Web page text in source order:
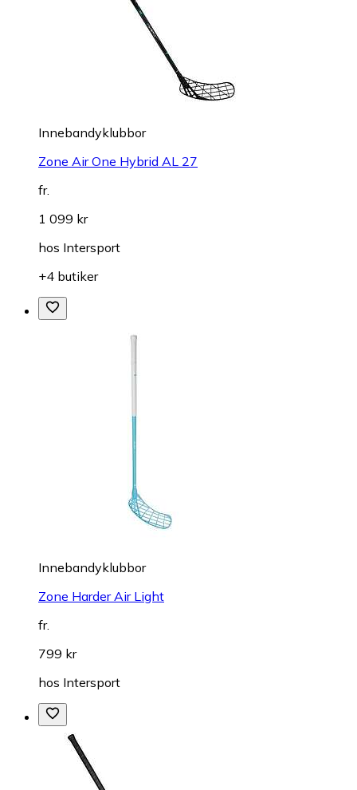
Innebandyklubbor
Zone Air One Hybrid AL 27
fr.
1 099 kr
hos Intersport
+4 butiker
Innebandyklubbor
Zone Harder Air Light
fr.
799 kr
hos Intersport